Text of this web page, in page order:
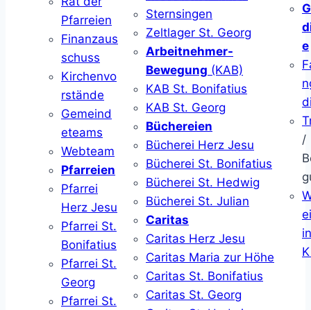
Pfarreien
Finanzaus
schuss
Kirchenvo
rstände
Gemeind
eteams
Webteam
Pfarreien
Pfarrei
Herz Jesu
Pfarrei St.
Bonifatius
Pfarrei St.
Georg
Pfarrei St.
Sternsingen
Zeltlager St. Georg
Arbeitnehmer-
Bewegung (KAB)
KAB St. Bonifatius
KAB St. Georg
Büchereien
Bücherei Herz Jesu
Bücherei St. Bonifatius
Bücherei St. Hedwig
Bücherei St. Julian
Caritas
Caritas Herz Jesu
Caritas Maria zur Höhe
Caritas St. Bonifatius
Caritas St. Georg
e
/